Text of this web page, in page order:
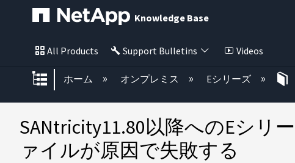
Knowledge Base
All Products Support Bulletins Videos
グローバル階層を展開/折りたたむ
ホーム オンプレミス Eシリーズ
SANtricity11.80以降へのEシ
ァイルが原因で失敗する